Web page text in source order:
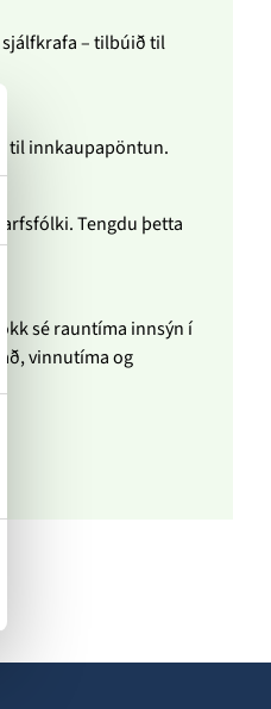
– tilbúið til
til innkaupapöntun.
Tengdu þetta
sé rauntíma innsýn í
vinnutíma og